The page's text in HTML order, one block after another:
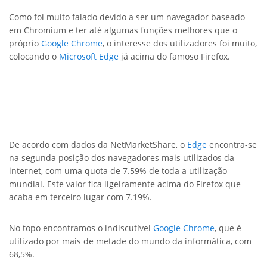
Como foi muito falado devido a ser um navegador baseado
em Chromium e ter até algumas funções melhores que o
próprio Google Chrome, o interesse dos utilizadores foi muito,
colocando o Microsoft Edge já acima do famoso Firefox.
De acordo com dados da NetMarketShare, o Edge encontra-se
na segunda posição dos navegadores mais utilizados da
internet, com uma quota de 7.59% de toda a utilização
mundial. Este valor fica ligeiramente acima do Firefox que
acaba em terceiro lugar com 7.19%.
No topo encontramos o indiscutível Google Chrome, que é
utilizado por mais de metade do mundo da informática, com
68,5%.